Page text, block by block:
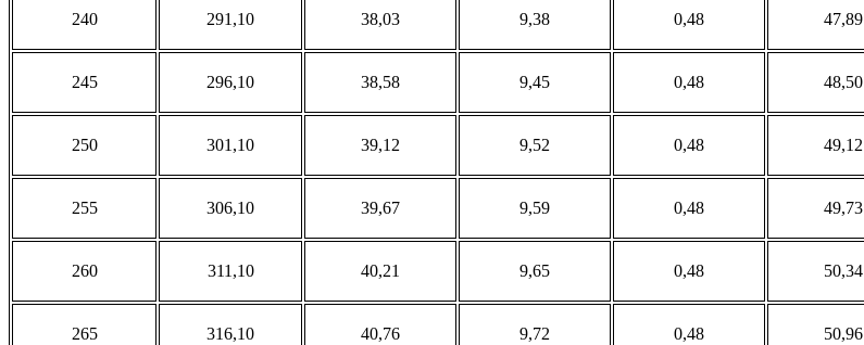
240 291,10 38,03 9,38 0,48 47,89
245 296,10 38,58 9,45 0,48 48,50
250 301,10 39,12 9,52 0,48 49,12
255 306,10 39,67 9,59 0,48 49,73
260 311,10 40,21 9,65 0,48 50,34
265 316,10 40,76 9,72 0,48 50,96